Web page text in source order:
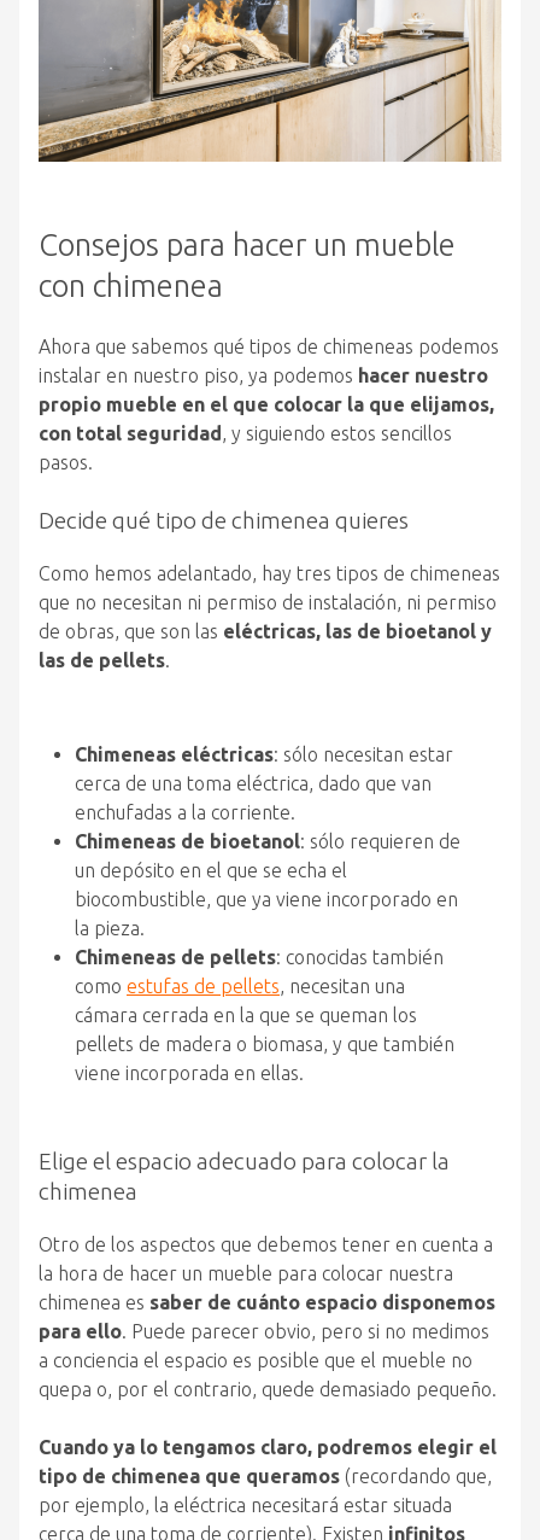
Consejos para hacer un mueble
con chimenea
Ahora que sabemos qué tipos de chimeneas podemos
instalar en nuestro piso, ya podemos hacer nuestro
propio mueble en el que colocar la que elijamos,
con total seguridad, y siguiendo estos sencillos
pasos.
Decide qué tipo de chimenea quieres
Como hemos adelantado, hay tres tipos de chimeneas
que no necesitan ni permiso de instalación, ni permiso
de obras, que son las eléctricas, las de bioetanol y
las de pellets.
Chimeneas eléctricas: sólo necesitan estar
cerca de una toma eléctrica, dado que van
enchufadas a la corriente.
Chimeneas de bioetanol: sólo requieren de
un depósito en el que se echa el
biocombustible, que ya viene incorporado en
la pieza.
Chimeneas de pellets: conocidas también
como estufas de pellets, necesitan una
cámara cerrada en la que se queman los
pellets de madera o biomasa, y que también
viene incorporada en ellas.
Elige el espacio adecuado para colocar la
chimenea
Otro de los aspectos que debemos tener en cuenta a
la hora de hacer un mueble para colocar nuestra
chimenea es saber de cuánto espacio disponemos
para ello. Puede parecer obvio, pero si no medimos
a conciencia el espacio es posible que el mueble no
quepa o, por el contrario, quede demasiado pequeño.
Cuando ya lo tengamos claro, podremos elegir el
tipo de chimenea que queramos (recordando que,
por ejemplo, la eléctrica necesitará estar situada
cerca de una toma de corriente). Existen infinitos